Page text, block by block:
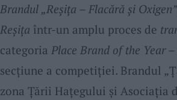
Brandul „Reșița – Flacără și Oxigen”
Reșița într-un amplu proces de
categoria Place Brand of the Year–
secțiune a competiției. Brandul
zona Țării Hațegului și Asociația